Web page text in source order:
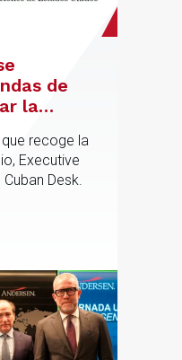
de
la
que recoge la
Executive
Desk.